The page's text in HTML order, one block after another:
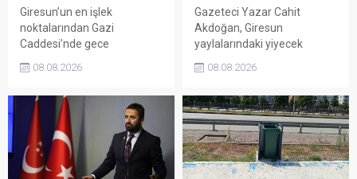
Giresun’un en işlek
noktalarından Gazi
Caddesi’nde gece
kavgada A.E. ayağından
bölgede kısa süreli panik
yaşanırken polis geniş çaplı
soruşturma başlattı.
08.08.2026
Gazeteci Yazar Cahit
Akdoğan, Giresun
yaylalarındaki yiyecek
belirgin biçimde yüksek
Valiliği, Tarım ve Orman İl
Müdürlüğü ile ilgili kurumları
denetime çağırdı. Akdoğan,
yüzde 50’ye ulaşan fiyat
farklarının araştırılması
08.08.2026